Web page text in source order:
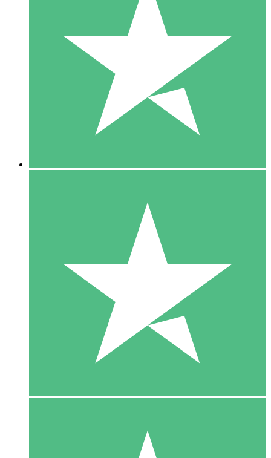
Individuelle Credit-Pakete
Zahlen Sie nach Bedarf mit Download-Credits. Keine
monatliche Verpflichtung erforderlich.
10 00
10 Downloads
20 00